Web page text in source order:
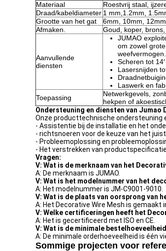
Materiaal
Roestvrij staal,
Draad/kabeldiameter 1 mm,1.2mm,
Grootte van het gat
6mm, 10mm,
Afmaken.
Goud, koper,
Aanvullende
diensten
JUMAO
om zowel
weefvermogen.
Scheren tot
Lasersnijden
Laswerk en
Toepassing
Netwerkgevels,
hekpen of
Ondersteuning en diensten van Jumao
Onze producttechnische ondersteuning
- Assistentie bij de installatie en het
- richtsnoeren voor de keuze van het
- Probleemoplossing en
- Het verstrekken van
Vragen:
V: Wat is de merknaam van het
A: De merknaam is JUMAO.
V: Wat is het modelnummer van het
A: Het modelnummer is JM-C9001-9010.
V: Wat is de plaats van oorsprong van
A: Het Decorative Wire Mesh is gemaakt
V: Welke certificeringen heeft het
A: Het is gecertificeerd met ISO en CE.
V: Wat is de minimale
A: De minimale orderhoeveelheid is één
Sommige projecten voor